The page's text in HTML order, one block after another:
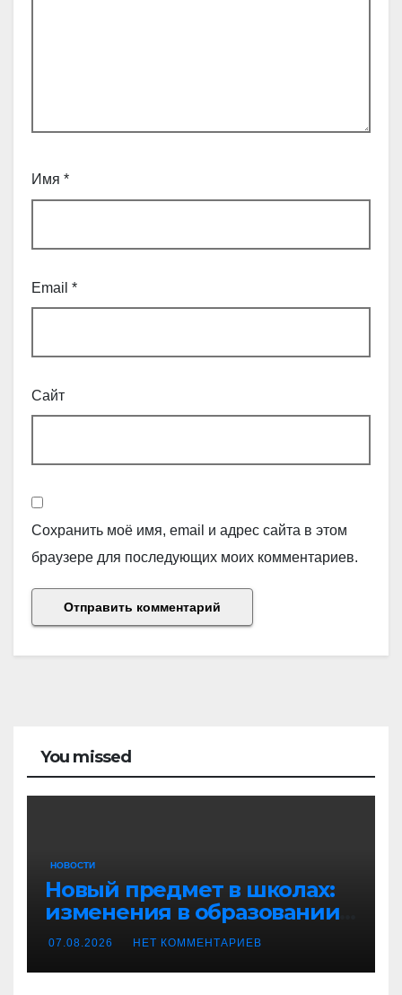
Имя *
Email *
Сайт
Сохранить моё имя, email и адрес сайта в этом
браузере для последующих моих комментариев.
You missed
НОВОСТИ
Новый предмет в школах:
изменения в образовании
и ЕГЭ в Новосибирске
07.08.2026 НЕТ КОММЕНТАРИЕВ